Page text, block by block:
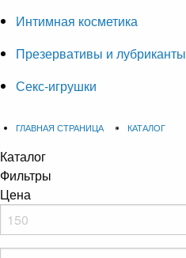
Интимная косметика
Презервативы и лубриканты
Секс-игрушки
ГЛАВНАЯ СТРАНИЦА КАТАЛОГ
Каталог
Фильтры
Цена